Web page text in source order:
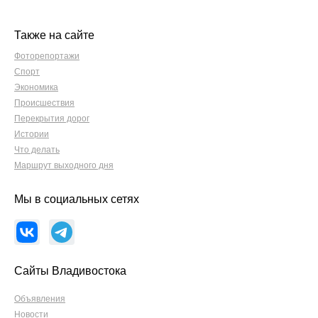
Также на сайте
Фоторепортажи
Спорт
Экономика
Происшествия
Перекрытия дорог
Истории
Что делать
Маршрут выходного дня
Мы в социальных сетях
Сайты Владивостока
Объявления
Новости